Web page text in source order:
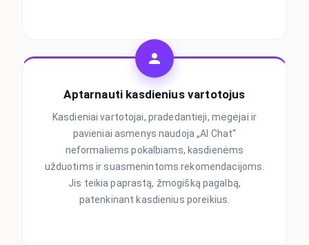
Aptarnauti kasdienius vartotojus
Kasdieniai vartotojai, pradedantieji, mėgėjai ir
pavieniai asmenys naudoja „AI Chat“
neformaliems pokalbiams, kasdienėms
užduotims ir suasmenintoms rekomendacijoms.
Jis teikia paprastą, žmogišką pagalbą,
patenkinant kasdienius poreikius.